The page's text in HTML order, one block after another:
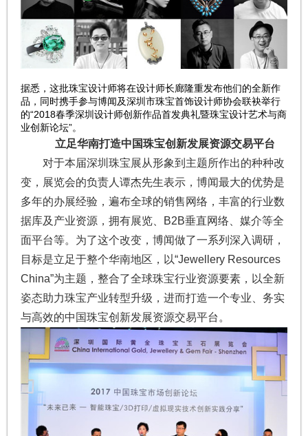
据悉，这批珠宝设计师将在设计师长廊隆重发布他们的全新作
品，同时携手参与博闻及深圳市珠宝首饰设计师协会联袂举行
的“2018春季深圳设计师创新作品首发典礼暨珠宝设计艺术与商
业创新论坛”。
立足华南打造中国珠宝创新发展资源交易平台
对于本届深圳珠宝展从形象到主题所作出的种种改
变，展览会的负责人谭杰先生表示，博闻最大的优势是
多年的办展经验，遍布全球的销售网络，丰富的行业数
据库及产业资源，拥有展览、B2B垂直网络、媒介等全
面平台等。为了这个改变，博闻做了一系列深入调研，
目标是立足于整个华南地区，以“Jewellery Resources
China”为主题，整合了全球珠宝行业资源要素，以全新
姿态助力珠宝产业转型升级，进而打造一个专业、务实
与高效的中国珠宝创新发展资源交易平台。